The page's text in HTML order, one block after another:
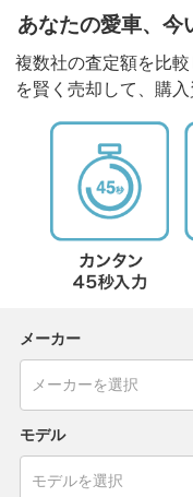
あなたの愛車、今
複数社の査定額を比
を賢く売却して、購
メーカー
モデル